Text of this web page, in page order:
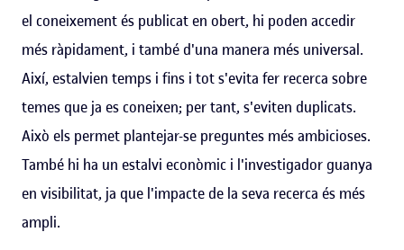
el coneixement és publicat en obert, hi poden accedir
més ràpidament, i també d'una manera més universal.
Així, estalvien temps i fins i tot s'evita fer recerca sobre
temes que ja es coneixen; per tant, s'eviten duplicats.
Això els permet plantejar-se preguntes més ambicioses.
També hi ha un estalvi econòmic i l'investigador guanya
en visibilitat, ja que l'impacte de la seva recerca és més
ampli.